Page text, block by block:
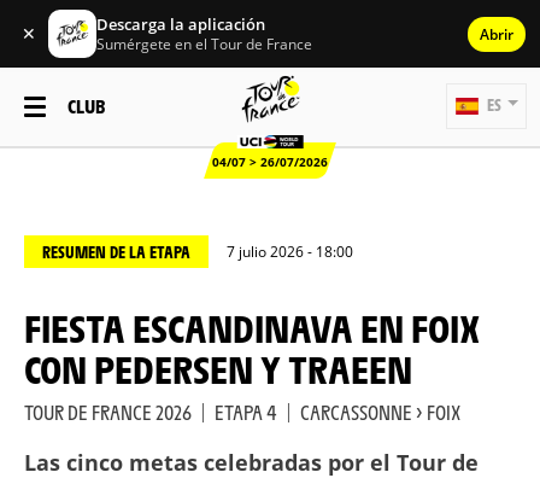
✕ Descarga la aplicación
Sumérgete en el Tour de France Abrir
CLUB
04/07 > 26/07/2026
ES
RESUMEN DE LA ETAPA 7 julio 2026 - 18:00
FIESTA ESCANDINAVA EN FOIX
CON PEDERSEN Y TRAEEN
TOUR DE FRANCE 2026 | ETAPA 4 | CARCASSONNE > FOIX
Las cinco metas celebradas por el Tour de